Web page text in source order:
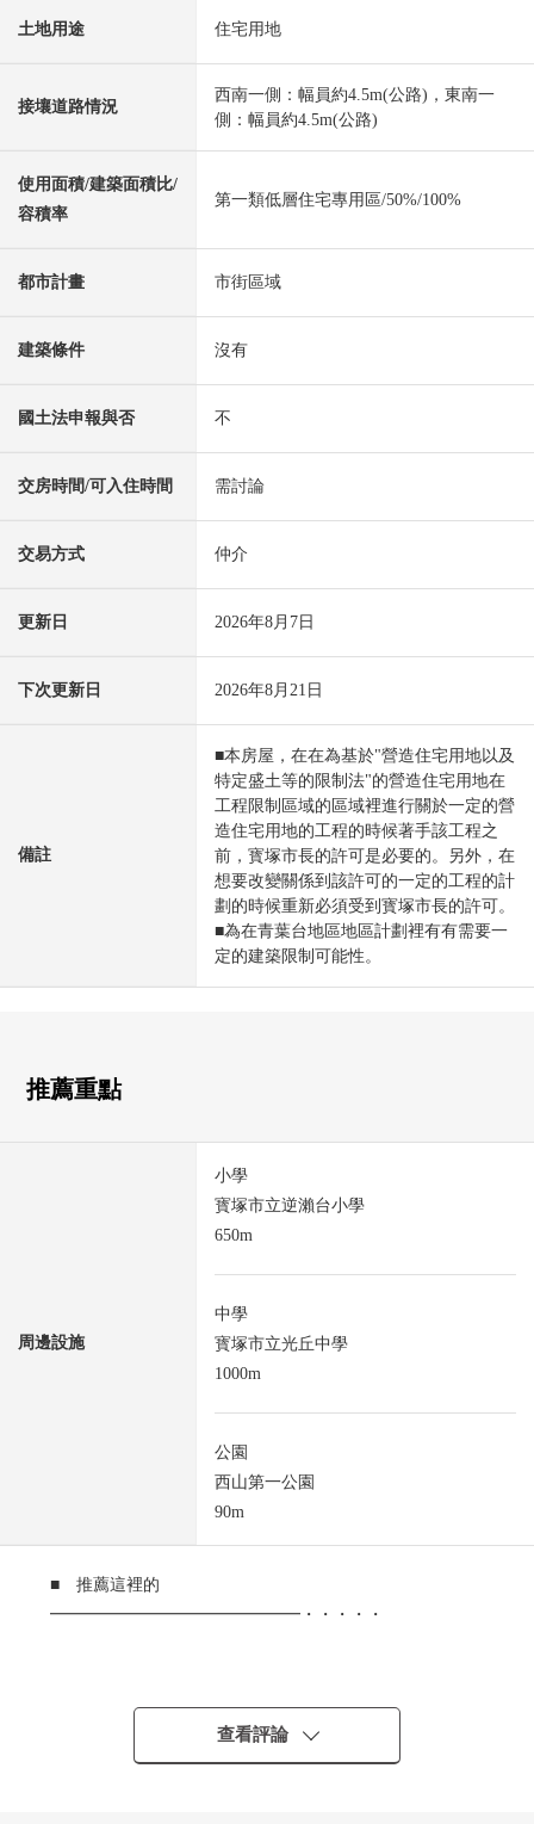
土地用途 住宅用地
接壤道路情況
西南一側：幅員約4.5m(公路)，東南一
側：幅員約4.5m(公路)
使用面積/建築面積比/
容積率
第一類低層住宅專用區/50%/100%
都市計畫 市街區域
建築條件 沒有
國土法申報與否 不
交房時間/可入住時間 需討論
交易方式 仲介
更新日 2026年8月7日
下次更新日 2026年8月21日
備註
■本房屋，在在為基於"營造住宅用地以及
特定盛土等的限制法"的營造住宅用地在
工程限制區域的區域裡進行關於一定的營
造住宅用地的工程的時候著手該工程之
前，寳塚市長的許可是必要的。另外，在
想要改變關係到該許可的一定的工程的計
劃的時候重新必須受到寳塚市長的許可。
■為在青葉台地區地區計劃裡有有需要一
定的建築限制可能性。
推薦重點
周邊設施
小學
寳塚市立逆瀨台小學
650m
中學
寳塚市立光丘中學
1000m
公園
西山第一公園
90m
■ 推薦這裡的
━━━━━━━━━━━━━━━・・・・・
○ 在建築包含條件土地，沒有
能在喜歡的House廠商、建築公司建造
○ 土地面積185.25平方公尺
查看評論